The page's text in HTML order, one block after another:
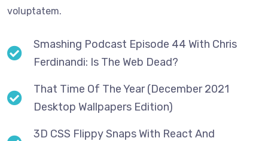
voluptatem.
Smashing Podcast Episode 44 With Chris
Ferdinandi: Is The Web Dead?
That Time Of The Year (December 2021
Desktop Wallpapers Edition)
3D CSS Flippy Snaps With React And